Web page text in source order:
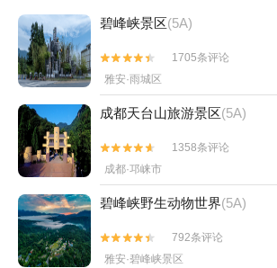
碧峰峡景区(5A)


1705条评论
雅安·雨城区
成都天台山旅游景区(5A)


1358条评论
成都·邛崃市
碧峰峡野生动物世界(5A)


792条评论
雅安·碧峰峡景区